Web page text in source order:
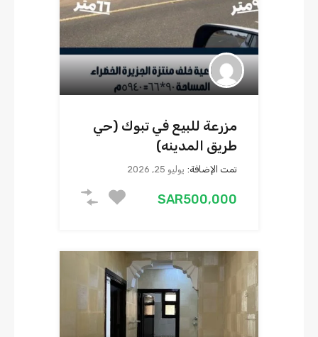
مزرعة للبيع في تبوك (حي
طريق المدينه)
تمت الإضافة: يوليو 25, 2026
‪SAR500,000